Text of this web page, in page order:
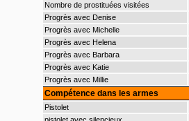
Nombre de prostituées visitées
Progrès avec Denise
Progrès avec Michelle
Progrès avec Helena
Progrès avec Barbara
Progrès avec Katie
Progrès avec Millie
Compétence dans les armes
Pistolet